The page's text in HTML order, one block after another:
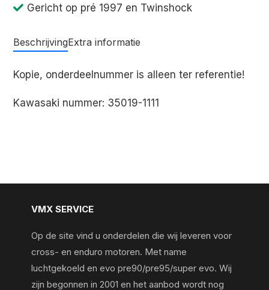
aantalGericht op pré 1997 en Twinshock
BeschrijvingExtra informatie
Kopie, onderdeelnummer is alleen ter referentie!
Kawasaki nummer: 35019-1111
VMX SERVICE
Op de site vind u onderdelen die wij leveren voor
cross- en enduro motoren. Met name
luchtgekoeld en evo pre90/pre95/super evo. Wij
zijn begonnen in 2001 en het aanbod wordt nog